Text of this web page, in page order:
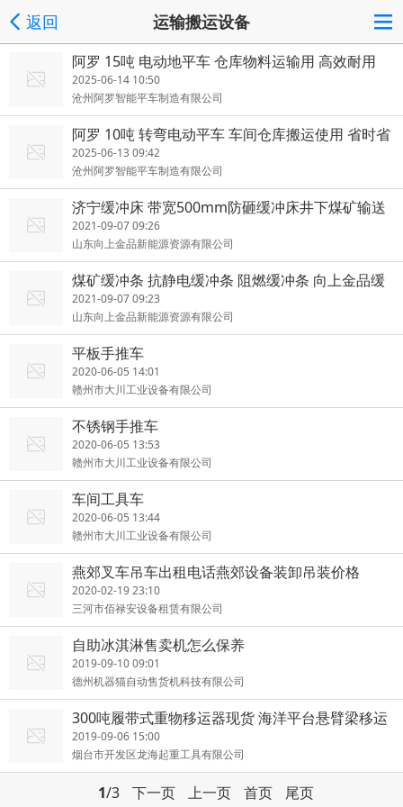
返回 运输搬运设备
阿罗 15吨 电动地平车 仓库物料运输用 高效耐用
2025-06-14 10:50
沧州阿罗智能平车制造有限公司
阿罗 10吨 转弯电动平车 车间仓库搬运使用 省时省
力
2025-06-13 09:42
沧州阿罗智能平车制造有限公司
济宁缓冲床 带宽500mm防砸缓冲床井下煤矿输送
机转载点
2021-09-07 09:26
山东向上金品新能源资源有限公司
煤矿缓冲条 抗静电缓冲条 阻燃缓冲条 向上金品缓
冲床
2021-09-07 09:23
山东向上金品新能源资源有限公司
平板手推车
2020-06-05 14:01
赣州市大川工业设备有限公司
不锈钢手推车
2020-06-05 13:53
赣州市大川工业设备有限公司
车间工具车
2020-06-05 13:44
赣州市大川工业设备有限公司
燕郊叉车吊车出租电话燕郊设备装卸吊装价格
2020-02-19 23:10
三河市佰禄安设备租赁有限公司
自助冰淇淋售卖机怎么保养
2019-09-10 09:01
德州机器猫自动售货机科技有限公司
300吨履带式重物移运器现货 海洋平台悬臂梁移运
滚轮
2019-09-06 15:00
烟台市开发区龙海起重工具有限公司
1/3 下一页 上一页 首页 尾页